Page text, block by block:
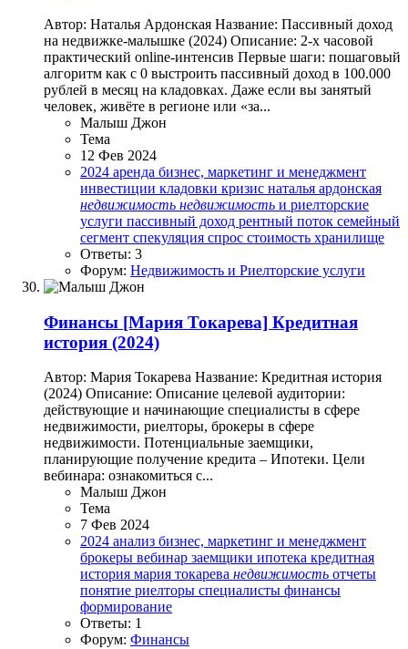
Автор: Наталья Ардонская Название: Пассивный доход
на недвижке-малышке (2024) Описание: 2-х часовой
практический online-интенсив Первые шаги: пошаговый
алгоритм как с 0 выстроить пассивный доход в 100.000
рублей в месяц на кладовках. Даже если вы занятый
человек, живёте в регионе или «за...
Малыш Джон
Тема
12 Фев 2024
2024 аренда бизнес, маркетинг и менеджмент
инвестиции кладовки кризис наталья ардонская
недвижимость недвижимость и риелторские
услуги пассивный доход рентный поток семейный
сегмент спекуляция спрос стоимость хранилище
Ответы: 3
Форум: Недвижимость и Риелторские услуги
Финансы [Мария Токарева] Кредитная
история (2024)
Автор: Мария Токарева Название: Кредитная история
(2024) Описание: Описание целевой аудитории:
действующие и начинающие специалисты в сфере
недвижимости, риелторы, брокеры в сфере
недвижимости. Потенциальные заемщики,
планирующие получение кредита – Ипотеки. Цели
вебинара: ознакомиться с...
Малыш Джон
Тема
7 Фев 2024
2024 анализ бизнес, маркетинг и менеджмент
брокеры вебинар заемщики ипотека кредитная
история мария токарева недвижимость отчеты
понятие риелторы специалисты финансы
формирование
Ответы: 1
Форум: Финансы